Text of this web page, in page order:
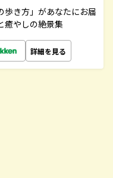
歩き方」があなたにお届
癒やしの絶景集
詳細を見る